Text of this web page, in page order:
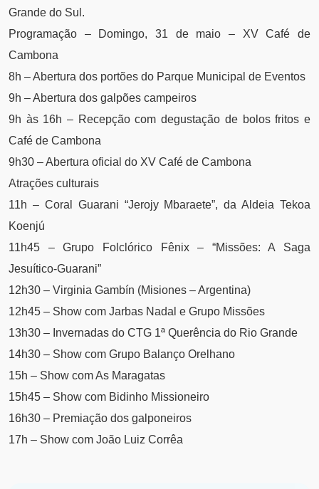
Grande do Sul.
Programação – Domingo, 31 de maio – XV Café de
Cambona
8h – Abertura dos portões do Parque Municipal de Eventos
9h – Abertura dos galpões campeiros
9h às 16h – Recepção com degustação de bolos fritos e
Café de Cambona
9h30 – Abertura oficial do XV Café de Cambona
Atrações culturais
11h – Coral Guarani “Jerojy Mbaraete”, da Aldeia Tekoa
Koenjú
11h45 – Grupo Folclórico Fênix – “Missões: A Saga
Jesuítico-Guarani”
12h30 – Virginia Gambín (Misiones – Argentina)
12h45 – Show com Jarbas Nadal e Grupo Missões
13h30 – Invernadas do CTG 1ª Querência do Rio Grande
14h30 – Show com Grupo Balanço Orelhano
15h – Show com As Maragatas
15h45 – Show com Bidinho Missioneiro
16h30 – Premiação dos galponeiros
17h – Show com João Luiz Corrêa